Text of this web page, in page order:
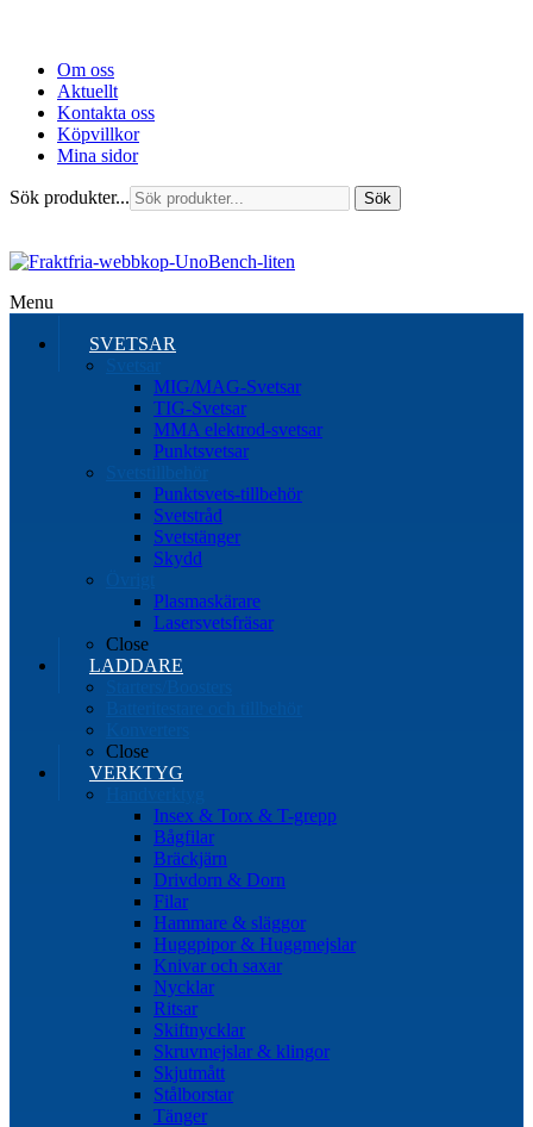
Om oss
Aktuellt
Kontakta oss
Köpvillkor
Mina sidor
Sök produkter... Sök
Menu
SVETSAR
MIG/MAG-Svetsar
TIG-Svetsar
MMA elektrod-svetsar
Punktsvetsar
Punktsvets-tillbehör
Svetstråd
Svetstänger
Skydd
Plasmaskärare
Lasersvetsfräsar
Close
LADDARE
Close
VERKTYG
Insex & Torx & T-grepp
Bågfilar
Bräckjärn
Drivdorn & Dorn
Filar
Hammare & släggor
Huggpipor & Huggmejslar
Knivar och saxar
Nycklar
Ritsar
Skiftnycklar
Skruvmejslar & klingor
Skjutmått
Stålborstar
Tänger